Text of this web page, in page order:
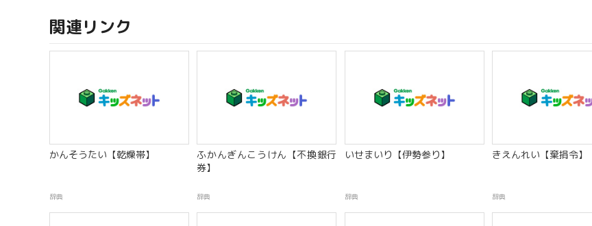
関連リンク
かんそうたい【乾燥帯】
辞典
ふかんぎんこうけん【不換銀行
券】
辞典
いせまいり【伊勢参り】
辞典
きえんれい【棄捐令】
辞典